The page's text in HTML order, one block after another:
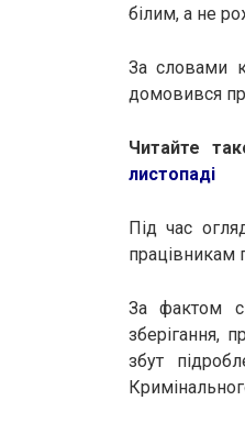
білим, а не
За словами
домовився
Читайте
листопаді
Під час
працівникам
За фактом
зберігання,
збут